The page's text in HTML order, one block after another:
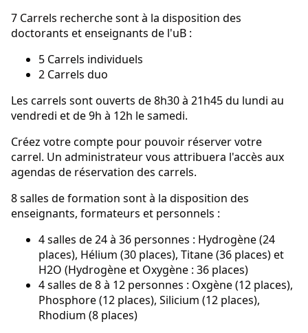
7 Carrels recherche sont à la disposition des
doctorants et enseignants de l'uB :
5 Carrels individuels
2 Carrels duo
Les carrels sont ouverts de 8h30 à 21h45 du lundi au
vendredi et de 9h à 12h le samedi.
Créez votre compte pour pouvoir réserver votre
carrel. Un administrateur vous attribuera l'accès aux
agendas de réservation des carrels.
8 salles de formation sont à la disposition des
enseignants, formateurs et personnels :
4 salles de 24 à 36 personnes : Hydrogène (24
places), Hélium (30 places), Titane (36 places) et
H2O (Hydrogène et Oxygène : 36 places)
4 salles de 8 à 12 personnes : Oxgène (12 places),
Phosphore (12 places), Silicium (12 places),
Rhodium (8 places)